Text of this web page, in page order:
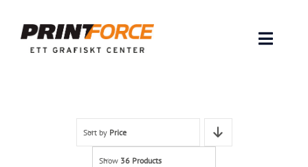
content
Toggle
INSPIRATIONSort by Price
Show 36 Products